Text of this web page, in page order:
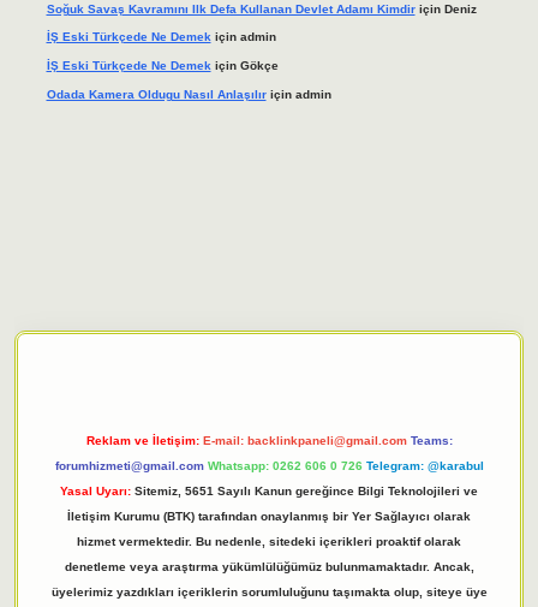
Soğuk Savaş Kavramını Ilk Defa Kullanan Devlet Adamı Kimdiriçin Deniz
İŞ Eski Türkçede Ne Demekiçin admin
İŞ Eski Türkçede Ne Demek için Gökçe
Odada Kamera Oldugu Nasıl Anlaşılıriçin admin
Reklam ve İletişim: E-mail: backlinkpaneli@gmail.com Teams:
forumhizmeti@gmail.com Whatsapp: 0262 606 0 726 Telegram: @karabul
Yasal Uyarı: Sitemiz, 5651 Sayılı Kanun gereğince Bilgi Teknolojileri ve
İletişim Kurumu (BTK) tarafından onaylanmış bir Yer Sağlayıcı olarak
hizmet vermektedir. Bu nedenle, sitedeki içerikleri proaktif olarak
denetleme veya araştırma yükümlülüğümüz bulunmamaktadır. Ancak,
üyelerimiz yazdıkları içeriklerin sorumluluğunu taşımakta olup, siteye üye